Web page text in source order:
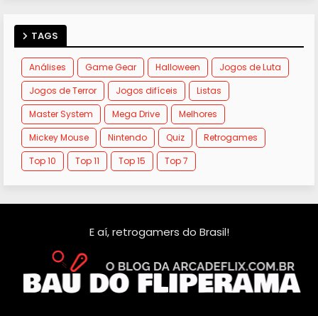
TAGS
Análises Game Gear Halloween
Jogos de Luta
Jogos de Terror
Jogos difíceis
Listas
Master System
Mega Drive
Melhores
Mickey Mouse
Nintendo Quiz
Retrogames
Top 10
Top 11 Top 15 Top 7
E aí, retrogamers do Brasil!